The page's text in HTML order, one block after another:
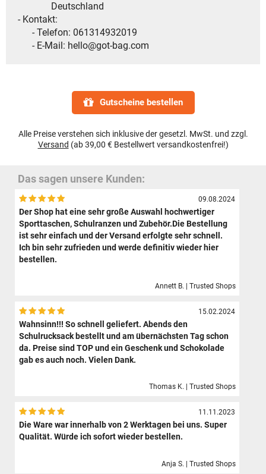
Deutschland
- Kontakt:
- Telefon: 061314932019
- E-Mail: hello@got-bag.com
Gutscheine bestellen
Alle Preise verstehen sich inklusive der gesetzl. MwSt. und zzgl.
Versand (ab 39,00 € Bestellwert versandkostenfrei!)
Das sagen unsere Kunden:
09.08.2024
Der Shop hat eine sehr große Auswahl hochwertiger
Sporttaschen, Schulranzen und Zubehör.Die Bestellung
ist sehr einfach und der Versand erfolgte sehr schnell.
Ich bin sehr zufrieden und werde definitiv wieder hier
bestellen.
Annett B. | Trusted Shops
15.02.2024
Wahnsinn!!! So schnell geliefert. Abends den
Schulrucksack bestellt und am übernächsten Tag schon
da. Preise sind TOP und ein Geschenk und Schokolade
gab es auch noch. Vielen Dank.
Thomas K. | Trusted Shops
11.11.2023
Die Ware war innerhalb von 2 Werktagen bei uns. Super
Qualität. Würde ich sofort wieder bestellen.
Anja S. | Trusted Shops